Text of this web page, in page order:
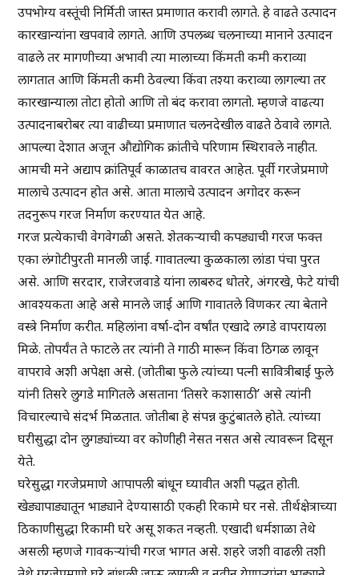
उपभोग्य वस्तूंची निर्मिती जास्त प्रमाणात करावी लागते. हे वाढते उत्पादन
कारखान्यांना खपवावे लागते. आणि उपलब्ध चलनाच्या मानाने उत्पादन
वाढले तर मागणीच्या अभावी त्या मालाच्या किंमती कमी कराव्या
लागतात आणि किंमती कमी ठेवल्या किंवा तश्या कराव्या लागल्या तर
कारखान्याला तोटा होतो आणि तो बंद करावा लागतो. म्हणजे वाढत्या
उत्पादनाबरोबर त्या वाढीच्या प्रमाणात चलनदेखील वाढते ठेवावे लागते.
आपल्या देशात अजून औद्योगिक क्रांतीचे परिणाम स्थिरावले नाहीत.
आमची मने अद्याप क्रांतिपूर्व काळातच वावरत आहेत. पूर्वी गरजेप्रमाणे
मालाचे उत्पादन होत असे. आता मालाचे उत्पादन अगोदर करून
तदनुरूप गरज निर्माण करण्यात येत आहे.
गरज प्रत्येकाची वेगवेगळी असते. शेतकऱ्याची कपड्याची गरज फक्त
एका लंगोटीपुरती मानली जाई. गावातल्या कुळकाला लांडा पंचा पुरत
असे. आणि सरदार, राजेरजवाडे यांना लाबरुद धोतरे, अंगरखे, फेटे यांची
आवश्यकता आहे असे मानले जाई आणि गावातले विणकर त्या बेताने
वस्त्रे निर्माण करीत. महिलांना वर्षा-दोन वर्षांत एखादे लगडे वापरायला
मिळे. तोपर्यंत ते फाटले तर त्यांनी ते गाठी मारून किंवा ठिगळ लावून
वापरावे अशी अपेक्षा असे. (जोतीबा फुले त्यांच्या पत्नी सावित्रीबाई फुले
यांनी तिसरे लुगडे मागितले असताना ‘तिसरे कशासाठी’ असे त्यांनी
विचारल्याचे संदर्भ मिळतात. जोतीबा हे संपन्न कुटुंबातले होते. त्यांच्या
घरीसुद्धा दोन लुगड्यांच्या वर कोणीही नेसत नसत असे त्यावरून दिसून
येते.
घरेसुद्धा गरजेप्रमाणे आपापली बांधून घ्यावीत अशी पद्धत होती.
खेड्यापाड्यातून भाड्याने देण्यासाठी एकही रिकामे घर नसे. तीर्थक्षेत्राच्या
ठिकाणीसुद्धा रिकामी घरे असू शकत नव्हती. एखादी धर्मशाळा तेथे
असली म्हणजे गावकऱ्यांची गरज भागत असे. शहरे जशी वाढली तशी